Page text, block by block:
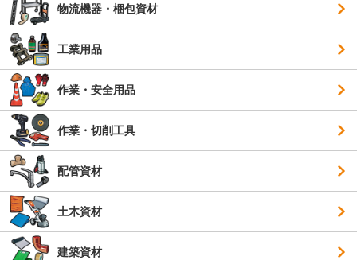
物流機器・梱包資材
工業用品
作業・安全用品
作業・切削工具
配管資材
土木資材
建築資材